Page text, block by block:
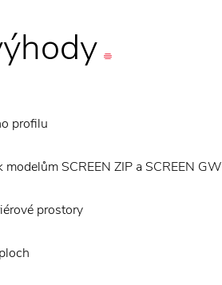
profilu
SCREEN ZIP a SCREEN GW
prostory